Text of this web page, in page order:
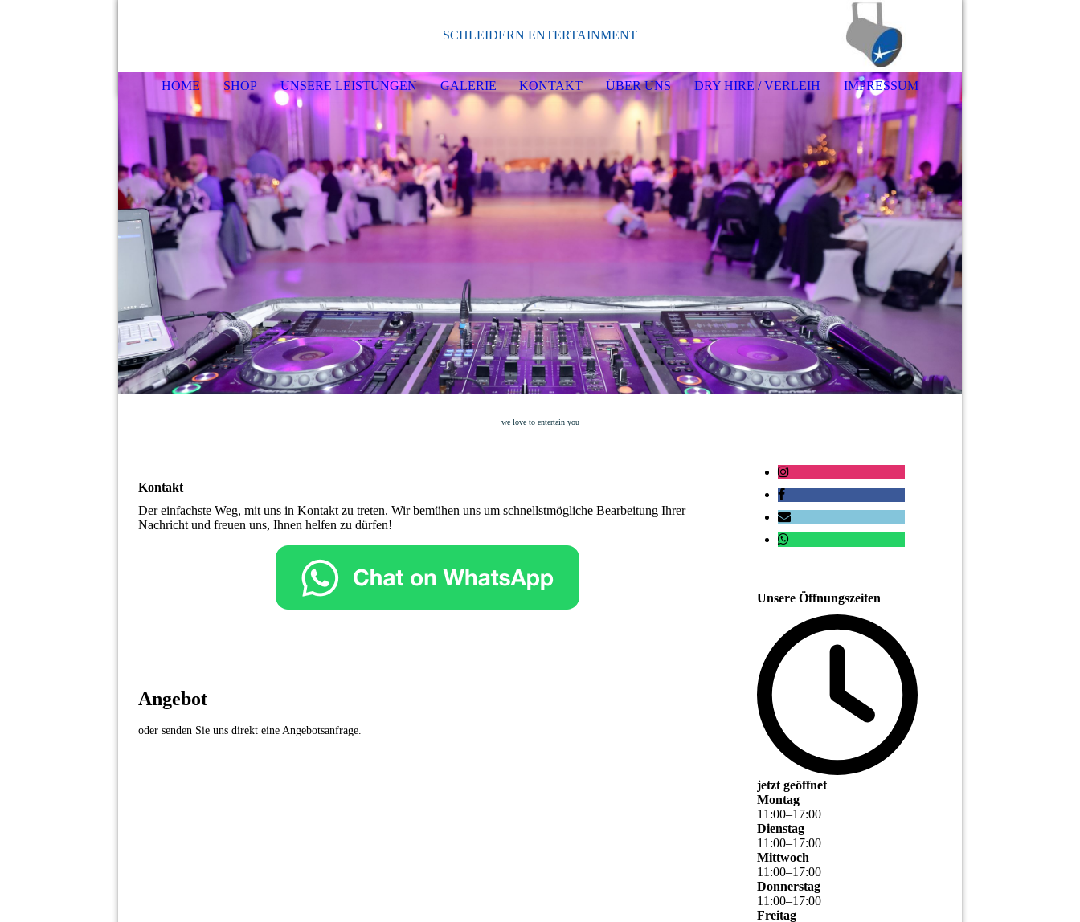
SCHLEIDERN ENTERTAINMENT
HOME SHOP UNSERE LEISTUNGEN GALERIE KONTAKT ÜBER UNS DRY HIRE / VERLEIH IMPRESSUM
we love to entertain you
Kontakt
Der einfachste Weg, mit uns in Kontakt zu treten. Wir bemühen uns um schnellstmögliche Bearbeitung Ihrer
Nachricht und freuen uns, Ihnen helfen zu dürfen!
Angebot
oder senden Sie uns direkt eine Angebotsanfrage.
Unsere Öffnungszeiten
jetzt geöffnet
Montag
11 :00–17:00
Dienstag
11 :00–17:00
Mittwoch
11 :00–17:00
Donnerstag
11 :00–17:00
Freitag